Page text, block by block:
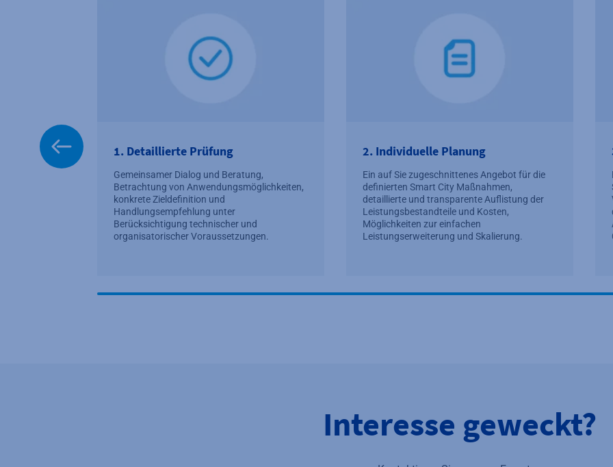
1. Detaillierte Prüfung
Gemeinsamer Dialog und Beratung,
Betrachtung von Anwendungsmöglichkeiten,
konkrete Zieldefinition und
Handlungsempfehlung unter
Berücksichtigung technischer und
organisatorischer Voraussetzungen.
2. Individuelle Planung
Ein auf Sie zugeschnittenes Angebot für die
definierten Smart City Maßnahmen,
detaillierte und transparente Auflistung der
Leistungsbestandteile und Kosten,
Möglichkeiten zur einfachen
Leistungserweiterung und Skalierung.
Interesse geweckt?